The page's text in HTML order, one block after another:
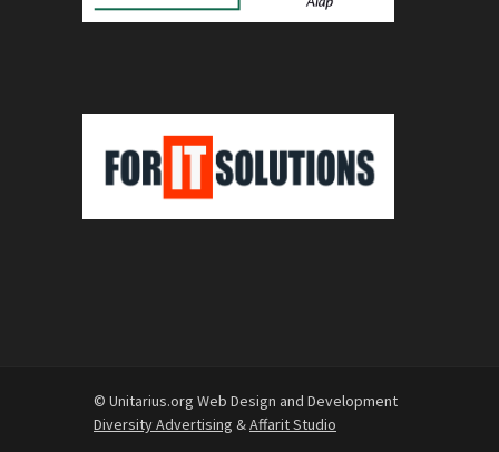
© Unitarius.org Web Design and Development
Diversity Advertising &Affarit Studio